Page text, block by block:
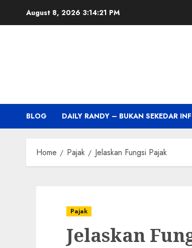
August 8, 2026 3:14:22 PM
BLOG DAILY RANDY – BUKAN SEKEDAR
Home Pajak Jelaskan Fungsi Pajak
Pajak
Jelaskan